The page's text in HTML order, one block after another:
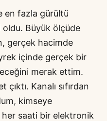
en fazla gürültü
Büyük ölçüde
gerçek hacimde
içinde gerçek bir
merak ettim.
Kanalı sıfırdan
kimseye
saati bir elektronik